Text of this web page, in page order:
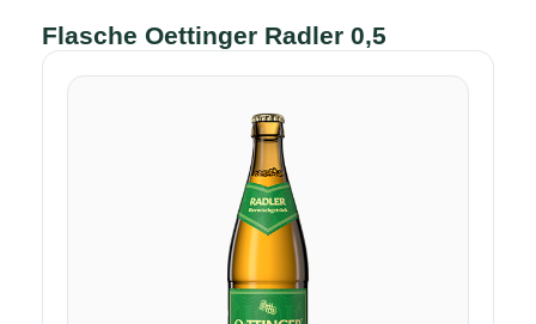
Flasche Oettinger Radler 0,5